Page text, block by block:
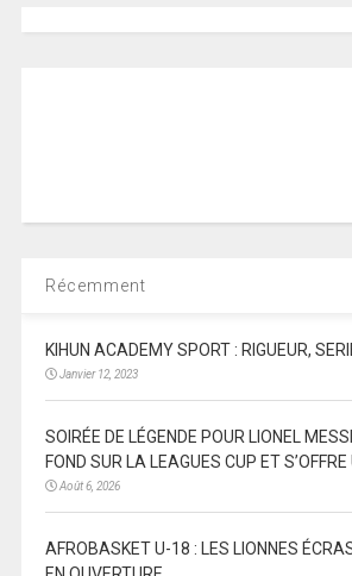
Récemment
KIHUN ACADEMY SPORT : RIGUEUR,
Janvier 12, 2023
SOIRÉE DE LÉGENDE POUR LIONEL
FOND SUR LA LEAGUES CUP ET S’OFFRE
Août 6, 2026
AFROBASKET U-18 : LES LIONNES